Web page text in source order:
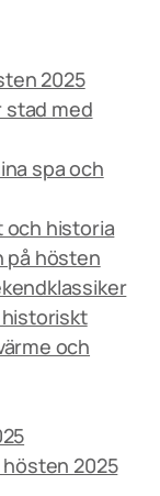
2025
stad med
spa och
och historia
på hösten
historiskt
och
hösten 2025